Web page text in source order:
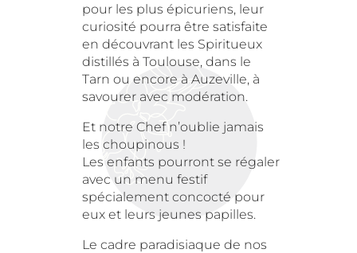
pour les plus épicuriens, leur
curiosité pourra être satisfaite
en découvrant les Spiritueux
distillés à Toulouse, dans le
Tarn ou encore à Auzeville, à
savourer avec modération.
Et notre Chef n’oublie jamais
les choupinous !
Les enfants pourront se régaler
avec un menu festif
spécialement concocté pour
eux et leurs jeunes papilles.
Le cadre paradisiaque de nos